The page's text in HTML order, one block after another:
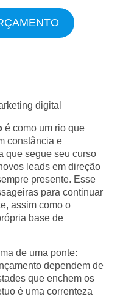
é como um rio que
constância e
que segue seu curso
leads em direção
presente. Esse
para continuar
assim como o
base de
de uma ponte:
dependem de
que enchem os
é uma correnteza